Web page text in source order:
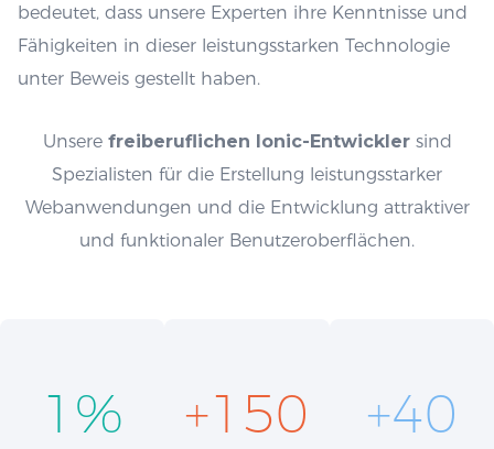
bedeutet, dass unsere Experten ihre Kenntnisse und
Fähigkeiten in dieser leistungsstarken Technologie
unter Beweis gestellt haben.
Unsere freiberuflichen Ionic-Entwicklersind
Spezialisten für die Erstellung leistungsstarker
Webanwendungen und die Entwicklung attraktiver
und funktionaler Benutzeroberflächen.
1 % +150 +40